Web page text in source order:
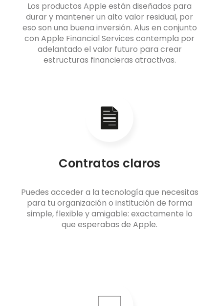
Los productos Apple están diseñados para
durar y mantener un alto valor residual, por
eso son una buena inversión. Alus en conjunto
con Apple Financial Services contempla por
adelantado el valor futuro para crear
estructuras financieras atractivas.
Contratos claros
Puedes acceder a la tecnología que necesitas
para tu organización o institución de forma
simple, flexible y amigable: exactamente lo
que esperabas de Apple.